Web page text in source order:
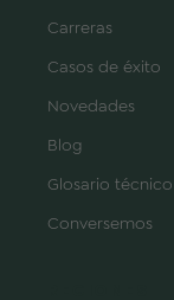
Carreras
Casos de éxito
Novedades
Blog
Glosario técnico
Conversemos